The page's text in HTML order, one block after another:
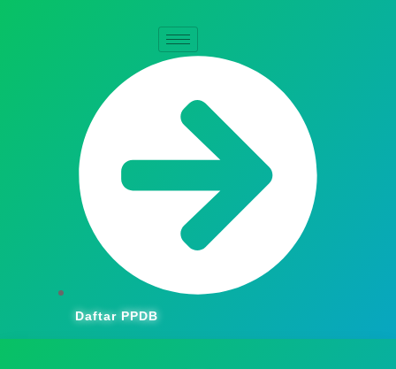
Daftar PPDB